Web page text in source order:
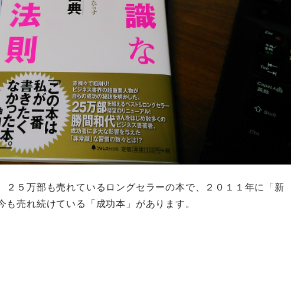
２５万部も売れているロングセラーの本で、２０１１年に
「新
も売れ続けている 「成功本」 があります。